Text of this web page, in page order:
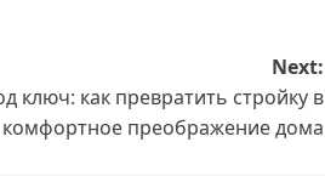
Next:
ключ: как превратить стройку в
комфортное преображение дома